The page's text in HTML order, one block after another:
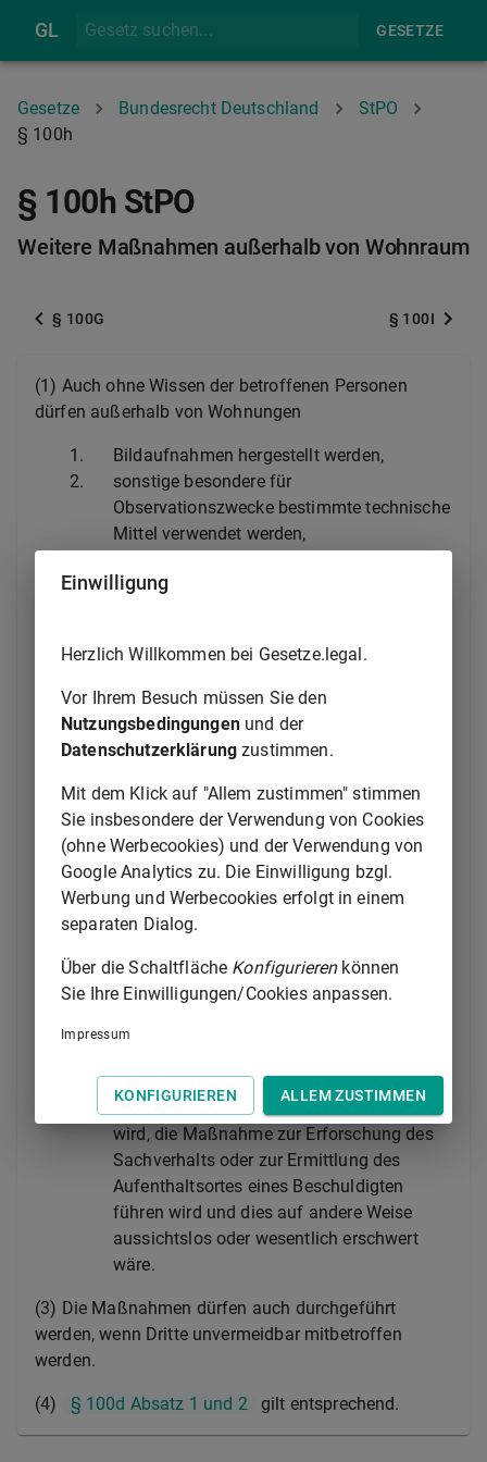
GL GESETZE
Gesetze Bundesrecht Deutschland
StPO
§ 100h
§ 100h StPO
Weitere Maßnahmen außerhalb von Wohnraum
§ 100G § 100I
(1) Auch ohne Wissen der betroffenen Personen
dürfen außerhalb von Wohnungen
1.
Bildaufnahmen hergestellt werden,
2.
sonstige besondere für
Observationszwecke bestimmte technische
Mittel verwendet werden,
wenn die Erforschung des Sachverhalts oder die
erschwert wäre. Eine Maßnahme nach Satz 1 Nr. 2 ist
eine Straftat von erheblicher Bedeutung ist.
(2) Die Maßnahmen dürfen sich nur gegen einen
1.
Maßnahmen nach Absatz 1 Nr. 1 nur
zulässig, wenn die Erforschung des
Sachverhalts oder die Ermittlung des
Aufenthaltsortes eines Beschuldigten auf
andere Weise erheblich weniger
erschwert wäre,
2.
Maßnahmen nach Absatz 1 Nr. 2 nur
zulässig, wenn auf Grund bestimmter
einem Beschuldigten in Verbindung stehen
oder eine solche Verbindung hergestellt
wird, die Maßnahme zur Erforschung des
Sachverhalts oder zur Ermittlung des
Aufenthaltsortes eines Beschuldigten
führen wird und dies auf andere Weise
aussichtslos oder wesentlich erschwert
wäre.
(3) Die Maßnahmen dürfen auch durchgeführt
werden, wenn Dritte unvermeidbar mitbetroffen
werden.
(4) § 100d Absatz 1 und 2 gilt entsprechend.
Einwilligung
Herzlich Willkommen bei Gesetze.legal.
Vor Ihrem Besuch müssen Sie den
Nutzungsbedingungenund der
Datenschutzerklärung zustimmen.
Mit dem Klick auf "Allem zustimmen" stimmen
Sie insbesondere der Verwendung von Cookies
(ohne Werbecookies) und der Verwendung von
Google Analytics zu. Die Einwilligung bzgl.
Werbung und Werbecookies erfolgt in einem
separaten Dialog.
Über die Schaltfläche Konfigurierenkönnen
Sie Ihre Einwilligungen/Cookies anpassen.
Impressum
KONFIGURIEREN ALLEM ZUSTIMMEN